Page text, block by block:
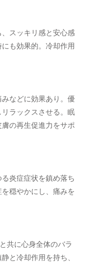
スッキリ感と安心感
も効果的。冷却作用
などに効果あり。優
ラックスさせる。眠
の再生促進力をサポ
炎症症状を鎮め落ち
穏やかにし、痛みを
共に心身全体のバラ
と冷却作用を持ち、